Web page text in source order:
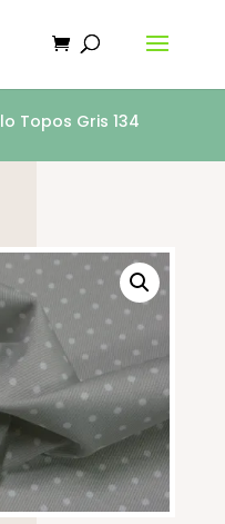
Topos Gris 134